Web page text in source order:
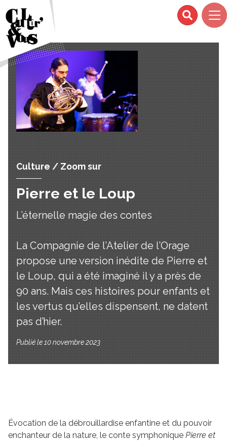
Culture / Zoom sur
Pierre et le Loup
L’éternelle magie des contes
La Compagnie de l’Atelier de l’Orage
propose une version inédite de Pierre et
le Loup, qui a été imaginé il y a près de
90 ans. Mais ces histoires pour enfants et
les vertus qu’elles dispensent, ne datent
pas d’hier.
Publié le 10 novembre 2023
Évocation de la débrouillardise enfantine et du pouvoir
enchanteur de la nature, le conte symphonique Pierre et